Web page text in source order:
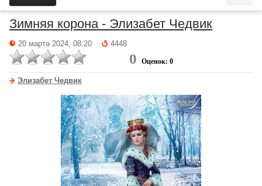
Зимняя корона - Элизабет Чедвик
20 марта 2024, 08:20 4448
0 Оценок: 0
Элизабет Чедвик